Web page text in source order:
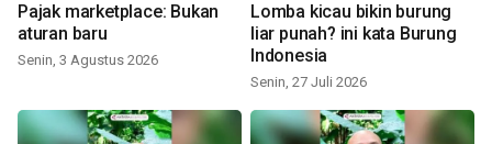
Pajak marketplace: Bukan
aturan baru
Senin, 3 Agustus 2026
Lomba kicau bikin burung
liar punah? ini kata Burung
Indonesia
Senin, 27 Juli 2026